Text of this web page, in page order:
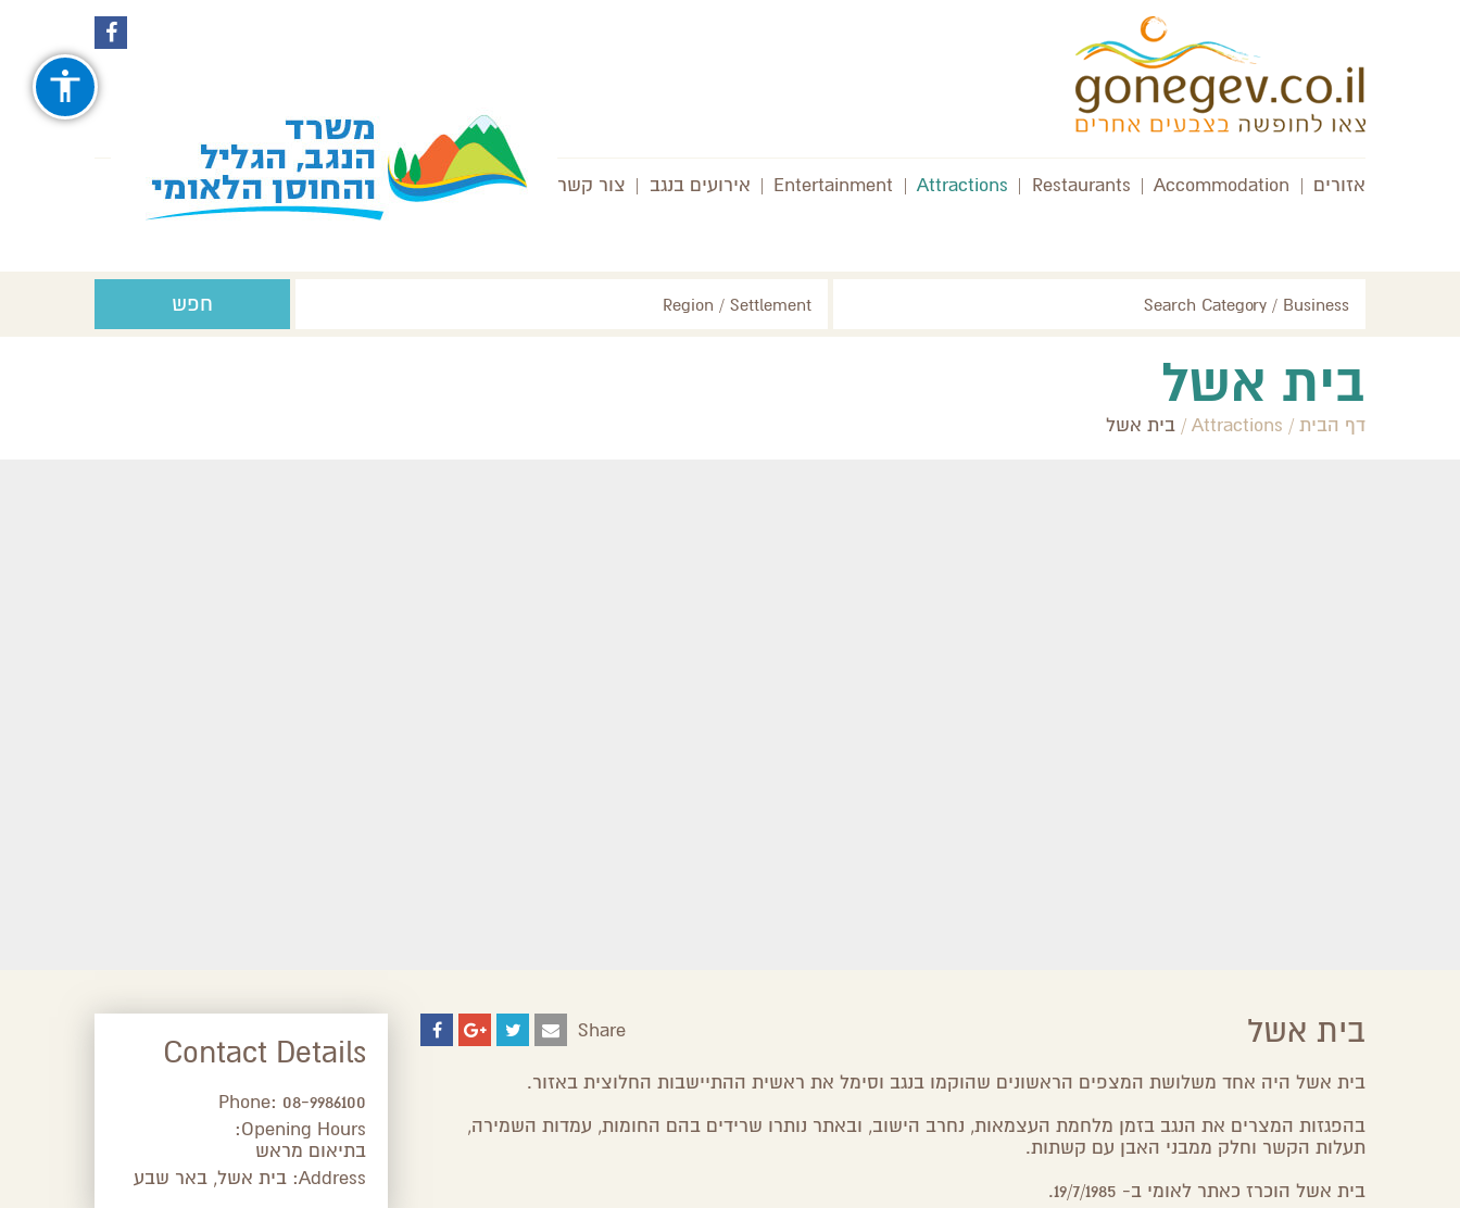
עקבו
אחרינו
ב-
Facebook
עקבו
Instagram
אזורים |
Accommodation
|
Restaurants
|
Attractions
|
Entertainment
| אירועים בנגב | צור קשר
Search Category / Business
Region / Settlement חפש
בית אשל
דף הבית /
Attractions
/ בית אשל
Contact Details
Phone: 08-9986100
Opening Hours:
בתיאום מראש
Address: בית אשל, באר שבע
בית אשל Share
Plus
בית אשל היה אחד משלושת המצפים הראשונים שהוקמו בנגב וסימל את ראשית ההתיישבות החלוצית באזור.
בהפגזות המצרים את הנגב בזמן מלחמת העצמאות, נחרב הישוב, ובאתר נותרו שרידים בהם החומות, עמדות השמירה,
תעלות הקשר וחלק ממבני האבן עם קשתות.
בית אשל הוכרז כאתר לאומי ב- 19/7/1985.